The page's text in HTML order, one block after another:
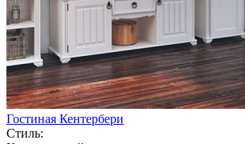
Гостиная Кентербери
Стиль: